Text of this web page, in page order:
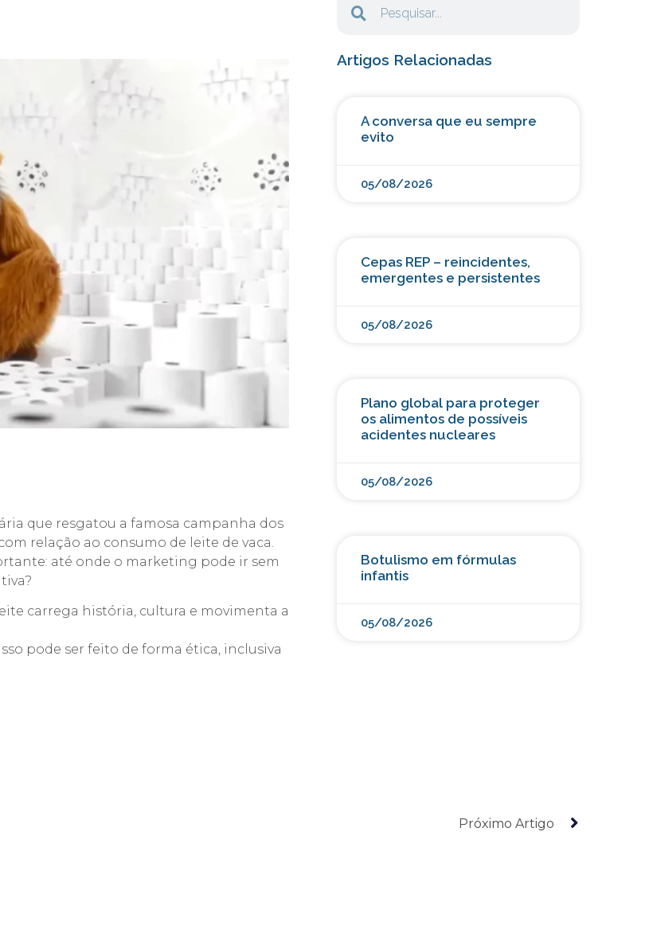
que resgatou a famosa campanha dos
relação ao consumo de leite de vaca.
até onde o marketing pode ir sem
carrega história, cultura e movimenta a
pode ser feito de forma ética, inclusiva
Artigos Relacionadas
A conversa que eu sempre
evito
05/08/2026
Cepas REP – reincidentes,
emergentes e persistentes
05/08/2026
Plano global para proteger
os alimentos de possíveis
acidentes nucleares
05/08/2026
Botulismo em fórmulas
infantis
05/08/2026
Próximo Artigo